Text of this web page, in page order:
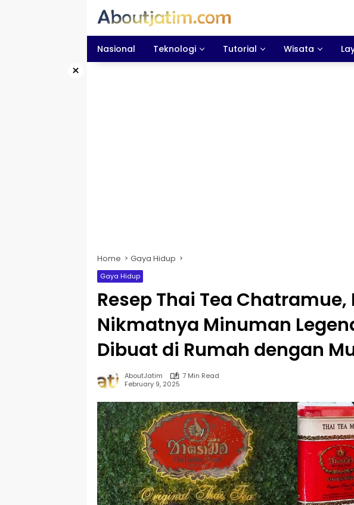
Nasional Teknologi Tutorial Wisata
×
Home Gaya Hidup
Gaya Hidup
Resep Thai Tea Chatramue,
Nikmatnya Minuman
Dibuat di Rumah dengan
AboutJatim
7 Min Read
February 9, 2025